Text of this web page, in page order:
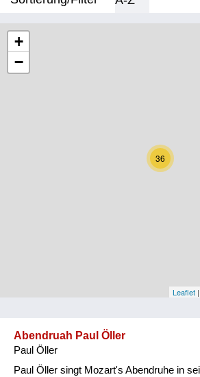
Oberösterreich
Vorarlberg
36
+
−
Leaflet
Abendruah Paul Öller
Paul Öller
Paul Öller singt Mozart's Abendruhe in